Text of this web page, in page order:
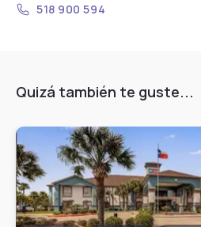
518 900 594
Quizá también te guste...